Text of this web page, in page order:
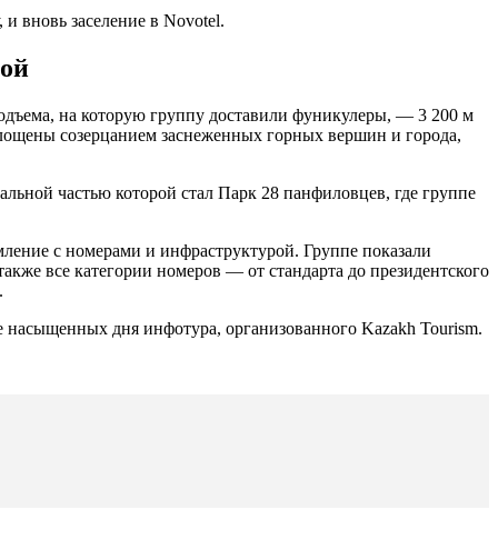
вновь заселение в Novotel.
на которую группу доставили фуникулеры, — 3 200 м
созерцанием заснеженных горных вершин и города,
частью которой стал Парк 28 панфиловцев, где группе
с номерами и инфраструктурой. Группе показали
все категории номеров — от стандарта до президентского
насыщенных дня инфотура, организованного Kazakh Tourism.